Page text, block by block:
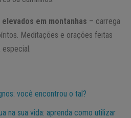
em montanhas – carrega
Meditações e orações feitas
você encontrou o tal?
na sua vida: aprenda como utilizar